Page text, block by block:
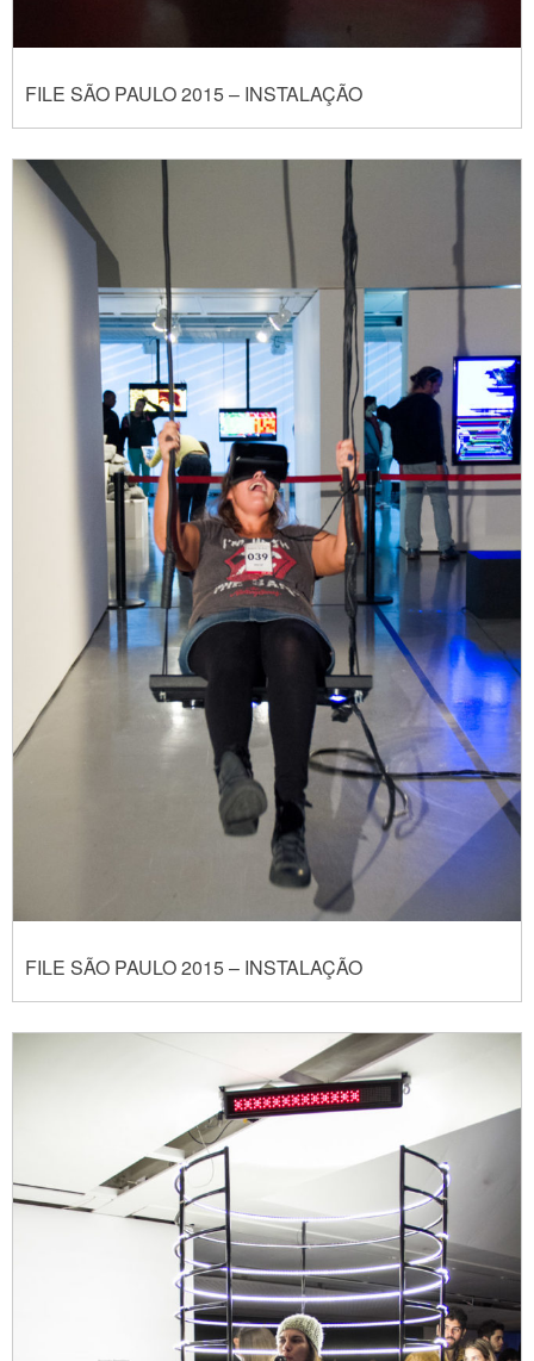
FILE SÃO PAULO 2015 – INSTALAÇÃO
FILE SÃO PAULO 2015 – INSTALAÇÃO